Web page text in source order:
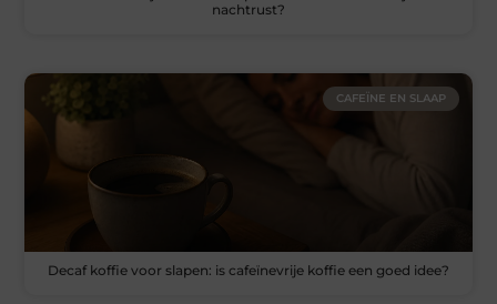
nachtrust?
CAFEÏNE EN SLAAP
Decaf koffie voor slapen: is cafeïnevrije koffie een goed idee?